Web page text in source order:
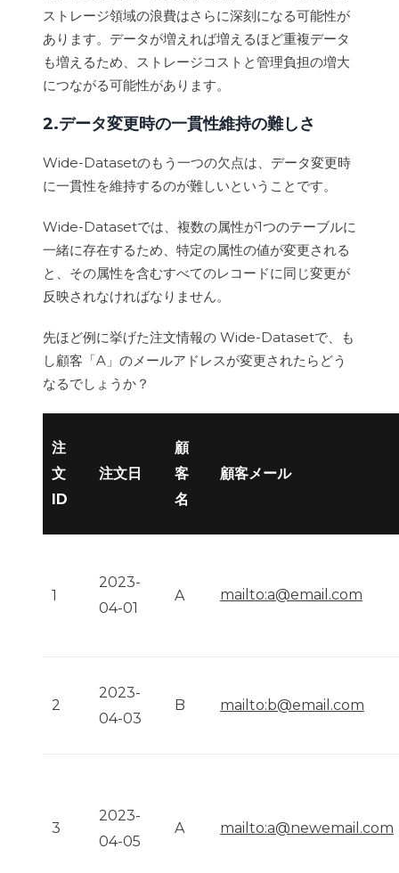
ストレージ領域の浪費はさらに深刻になる可能性が
あります。データが増えれば増えるほど重複データ
も増えるため、ストレージコストと管理負担の増大
につながる可能性があります。
2.データ変更時の一貫性維持の難しさ
Wide-Datasetのもう一つの欠点は、データ変更時
に一貫性を維持するのが難しいということです。
Wide-Datasetでは、複数の属性が1つのテーブルに
一緒に存在するため、特定の属性の値が変更される
と、その属性を含むすべてのレコードに同じ変更が
反映されなければなりません。
先ほど例に挙げた注文情報の Wide-Datasetで、も
し顧客「A」のメールアドレスが変更されたらどう
なるでしょうか？
注
文
ID
注文日
顧
客
名
顧客メール
1
2023-
04-01
A mailto:a@email.com
2
2023-
04-03
B mailto:b@email.com
3
2023-
04-05
A mailto:a@newemail.com